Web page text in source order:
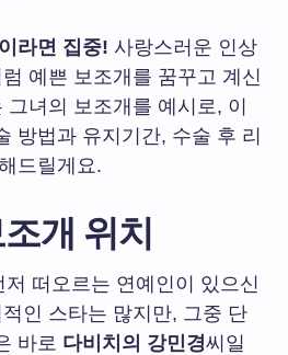
라면 집중! 사랑스러운 인상
예쁜 보조개를 꿈꾸고 계신
그녀의 보조개를 예시로, 이
방법과 유지기간, 수술 후 리
드릴게요.
개 위치
저 떠오르는 연예인이 있으신
인 스타는 많지만, 그중 단
바로 다비치의 강민경씨일